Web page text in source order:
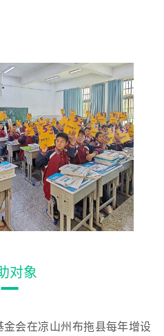
对象
会在凉山州布拖县每年增设